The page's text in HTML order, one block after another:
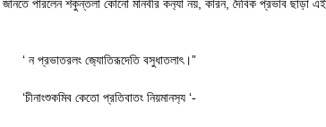
পারলেন শকুন্তলা কোনো মানবীর কন‍্যা নয়, কারন, দৈবিক প্রভাব
‘ ন প্রভাতরলং জ‍্যোতিরূদেতি বসুধাতলাৎ।”
‘চীনাংশুকমিব কেতো প্রতিবাতং নিয়মানস‍্য ‘-